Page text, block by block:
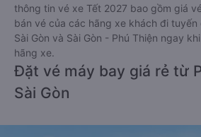
thông tin vé xe Tết 2027 bao gồm giá
bán vé của các hãng xe khách đi tuyến
Sài Gòn và Sài Gòn - Phú Thiện ngay
hãng xe.
Đặt vé máy bay giá rẻ từ
Sài Gòn